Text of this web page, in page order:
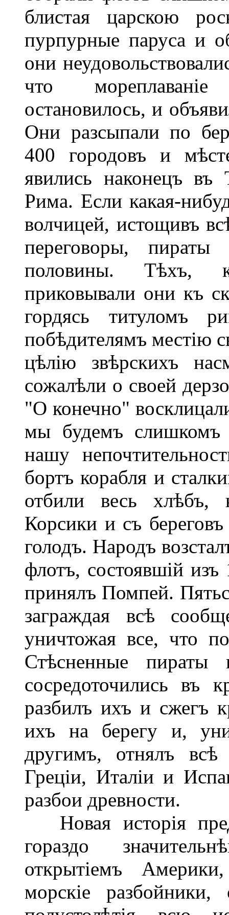
блистая царскою
пурпурные паруса и
они
что
остановилось, и
Они разсыпали по
400 городовъ и
явились наконецъ
Рима. Если какая-
волчицей, истощивъ
переговоры,
половины. Тѣхъ,
приковывали они къ
гордясь титуломъ
побѣдителямъ местію
цѣлію звѣрскихъ
сожалѣли о своей
"О конечно"
мы будемъ слишкомъ
нашу
бортъ корабля и
отбили весь хлѣбъ,
Корсики и съ
голодъ. Народъ
флотъ, состоявшій
принялъ Помпей.
заграждая всѣ
уничтожая все, что
Стѣсненные пираты
сосредоточились въ
разбилъ ихъ и сжегъ
ихъ на берегу и,
другимъ, отнялъ всѣ
Греціи, Италіи и
разбои древности.
Новая исторія
гораздо
открытіемъ
морскіе разбойники,